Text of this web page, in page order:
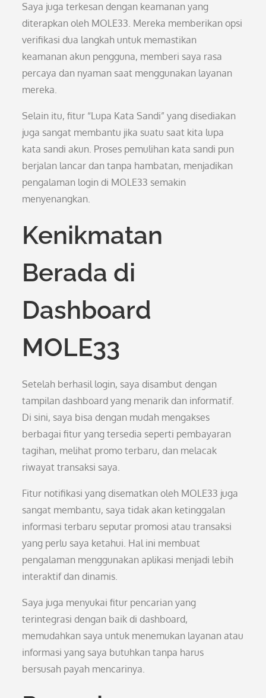
Saya juga terkesan dengan keamanan yang
diterapkan oleh MOLE33. Mereka memberikan opsi
verifikasi dua langkah untuk memastikan
keamanan akun pengguna, memberi saya rasa
percaya dan nyaman saat menggunakan layanan
mereka.
Selain itu, fitur “Lupa Kata Sandi” yang disediakan
juga sangat membantu jika suatu saat kita lupa
kata sandi akun. Proses pemulihan kata sandi pun
berjalan lancar dan tanpa hambatan, menjadikan
pengalaman login di MOLE33 semakin
menyenangkan.
Kenikmatan
Berada di
Dashboard
MOLE33
Setelah berhasil login, saya disambut dengan
tampilan dashboard yang menarik dan informatif.
Di sini, saya bisa dengan mudah mengakses
berbagai fitur yang tersedia seperti pembayaran
tagihan, melihat promo terbaru, dan melacak
riwayat transaksi saya.
Fitur notifikasi yang disematkan oleh MOLE33 juga
sangat membantu, saya tidak akan ketinggalan
informasi terbaru seputar promosi atau transaksi
yang perlu saya ketahui. Hal ini membuat
pengalaman menggunakan aplikasi menjadi lebih
interaktif dan dinamis.
Saya juga menyukai fitur pencarian yang
terintegrasi dengan baik di dashboard,
memudahkan saya untuk menemukan layanan atau
informasi yang saya butuhkan tanpa harus
bersusah payah mencarinya.